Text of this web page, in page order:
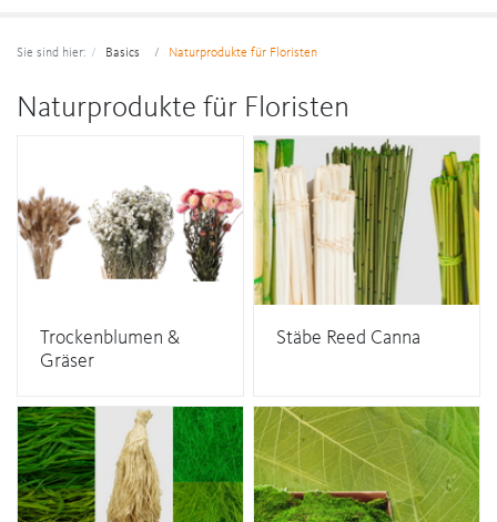
Sie sind hier: Basics Naturprodukte für Floristen
Naturprodukte für Floristen
Trockenblumen &
Gräser
Stäbe Reed Canna